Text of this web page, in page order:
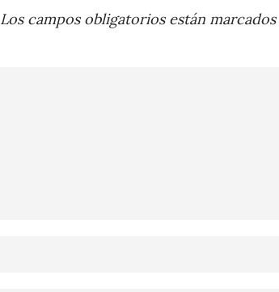
Los campos obligatorios están